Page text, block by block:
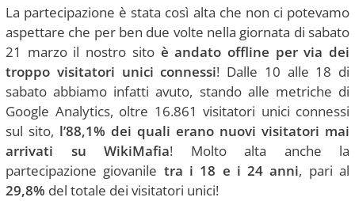
La partecipazione è stata così alta che non ci potevamo
aspettare che per ben due volte nella giornata di sabato
21 marzo il nostro sito è andato offline per via dei
troppo visitatori unici connessi! Dalle 10 alle 18 di
sabato abbiamo infatti avuto, stando alle metriche di
Google Analytics, oltre 16.861 visitatori unici connessi
sul sito, l’88,1% dei quali erano nuovi visitatori mai
arrivati su WikiMafia! Molto alta anche la
partecipazione giovanile tra i 18 e i 24 anni, pari al
29,8% del totale dei visitatori unici!